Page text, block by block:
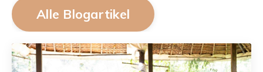
Alle Blogartikel